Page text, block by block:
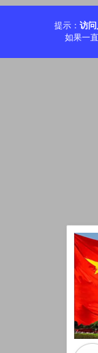
提示： 访问
如果一